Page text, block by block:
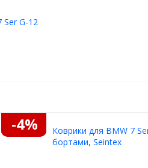
-4%
Коврики для BMW 7
бортами, Seintex